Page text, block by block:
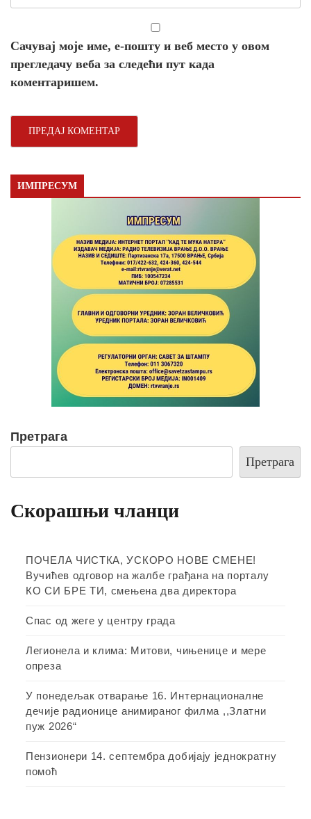
Сачувај моје име, е-пошту и веб место у овом
прегледачу веба за следећи пут када
коментаришем.
ИМПРЕСУМ
Претрага
Претрага
Скорашњи чланци
ПОЧЕЛА ЧИСТКА, УСКОРО НОВЕ СМЕНЕ!
Вучићев одговор на жалбе грађана на порталу
КО СИ БРЕ ТИ, смењена два директора
Спас од жеге у центру града
Легионела и клима: Митови, чињенице и мере
опреза
У понедељак отварање 16. Интернационалне
дечије радионице анимираног филма ,,Златни
пуж 2026“
Пензионери 14. септембра добијају једнократну
помоћ